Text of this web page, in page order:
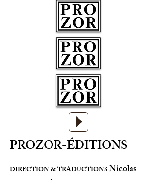
PROZOR-ÉDITIONS
DIRECTION & TRADUCTIONSNicolas